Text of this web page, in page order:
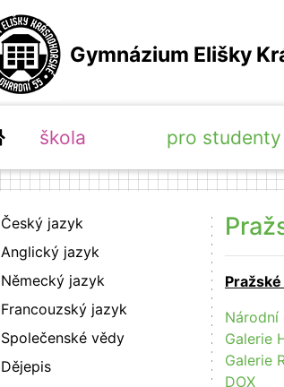
Gymnázium Elišky
škola pro studenty
Český jazyk
Anglický jazyk
Německý jazyk
Francouzský jazyk
Společenské vědy
Dějepis
Národní
Galerie
Galerie
DOX